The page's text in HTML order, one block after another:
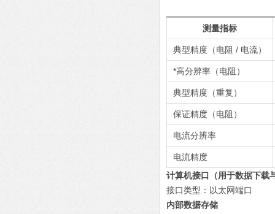
测量指标
典型精度（电阻 / 电流）
*高分辨率（电阻）
典型精度（重复）
保证精度（电阻）
电流分辨率
电流精度
计算机接口（用于数据下载
接口类型：以太网端口
内部数据存储